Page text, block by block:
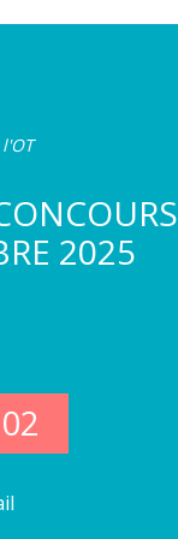
2025